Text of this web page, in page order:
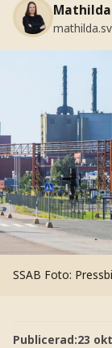
Mathilda
SSAB Foto:
Publicerad:23